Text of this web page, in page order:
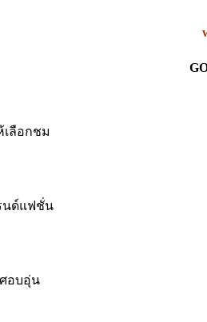
ลือกชม
นด์แฟชั่น
อบอุ่น